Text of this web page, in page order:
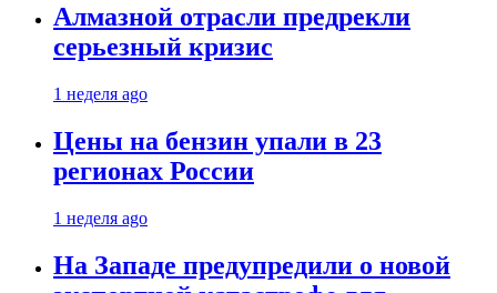
Алмазной отрасли предрекли
серьезный кризис
1 неделя ago
Цены на бензин упали в 23
регионах России
1 неделя ago
На Западе предупредили о новой